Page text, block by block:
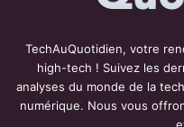
TechAuQuotidien, votre
high-tech ! Suivez les
analyses du monde de la
numérique. Nous vous